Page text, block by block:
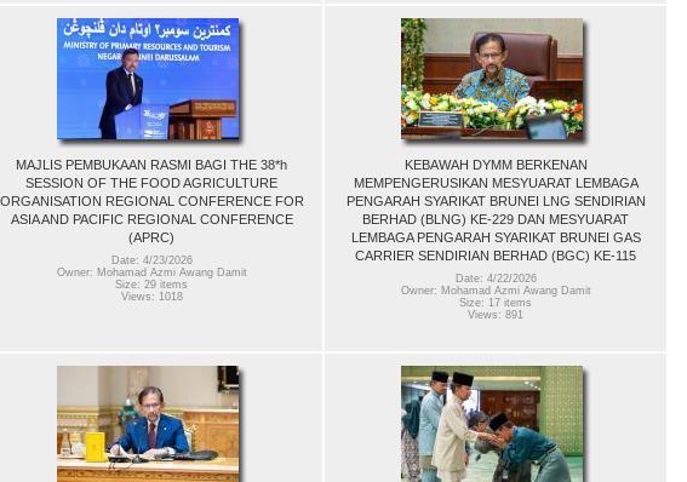
MAJLIS PEMBUKAAN RASMI BAGI THE 38*h
SESSION OF THE FOOD AGRICULTURE
ORGANISATION REGIONAL CONFERENCE FOR
ASIA AND PACIFIC REGIONAL CONFERENCE
(APRC)
Date: 4/23/2026
Owner: Mohamad Azmi Awang Damit
Size: 29 items
Views: 1018
KEBAWAH DYMM BERKENAN
MEMPENGERUSIKAN MESYUARAT LEMBAGA
PENGARAH SYARIKAT BRUNEI LNG SENDIRIAN
BERHAD (BLNG) KE-229 DAN MESYUARAT
LEMBAGA PENGARAH SYARIKAT BRUNEI GAS
CARRIER SENDIRIAN BERHAD (BGC) KE-115
Date: 4/22/2026
Owner: Mohamad Azmi Awang Damit
Size: 17 items
Views: 891